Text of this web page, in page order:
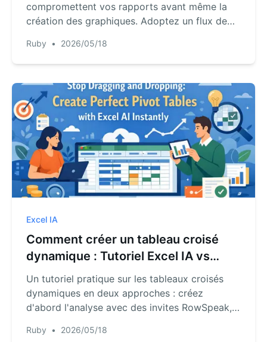
compromettent vos rapports avant même la
création des graphiques. Adoptez un flux de
tableaux de bord, synthèses ou rapports
d'analyse.
Ruby • 2026/05/18
Excel IA
Comment créer un tableau croisé
dynamique : Tutoriel Excel IA vs
Manuel
Un tutoriel pratique sur les tableaux croisés
dynamiques en deux approches : créez
d'abord l'analyse avec des invites RowSpeak,
guide vidéo de Kevin Stratvert.
Ruby • 2026/05/18